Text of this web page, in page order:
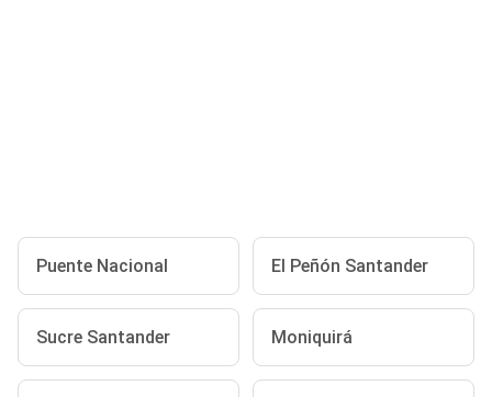
Puente Nacional El Peñón Santander
Sucre Santander Moniquirá